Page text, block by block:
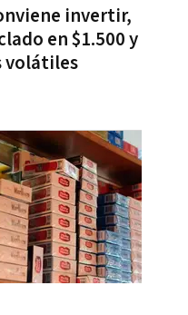
invertir,
en $1.500 y
volátiles